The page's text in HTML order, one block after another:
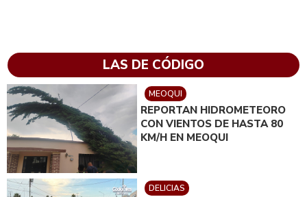
LAS DE CÓDIGO
MEOQUI
REPORTAN HIDROMETEORO
CON VIENTOS DE HASTA 80
KM/H EN MEOQUI
DELICIAS